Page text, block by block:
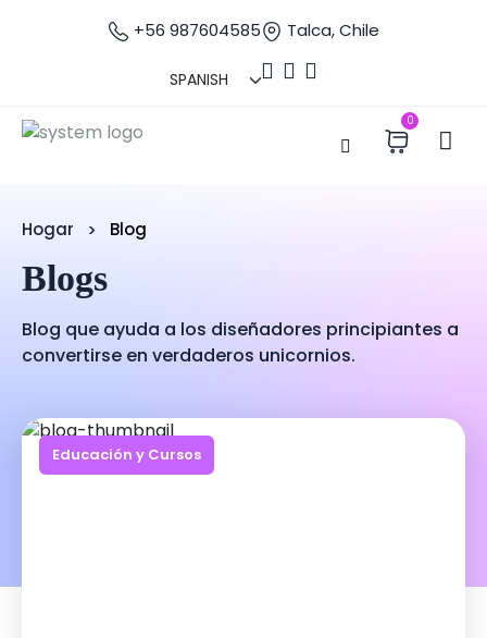
+56 987604585 Talca, Chile
0
Hogar Blog
Blogs
Blog que ayuda a los diseñadores principiantes a
convertirse en verdaderos unicornios.
Educación y Cursos